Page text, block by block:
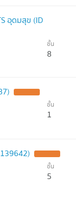
อุดมสุข (ID
ชั้น
8
ชั้น
1
ชั้น
5